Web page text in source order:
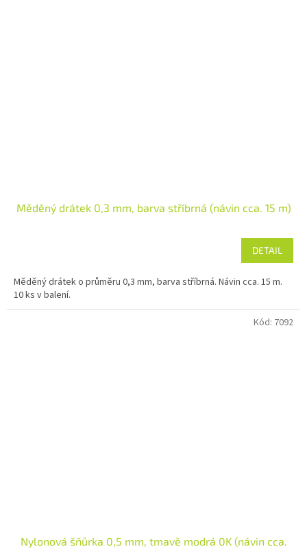
Měděný drátek 0,3 mm, barva stříbrná (návin cca. 15 m)
DETAIL
Měděný drátek o průměru 0,3 mm, barva stříbrná. Návin cca. 15 m.
10 ks v balení.
Nylonová šňůrka 0,5 mm, tmavě modrá 0K (návin cca.
Kód: 7092